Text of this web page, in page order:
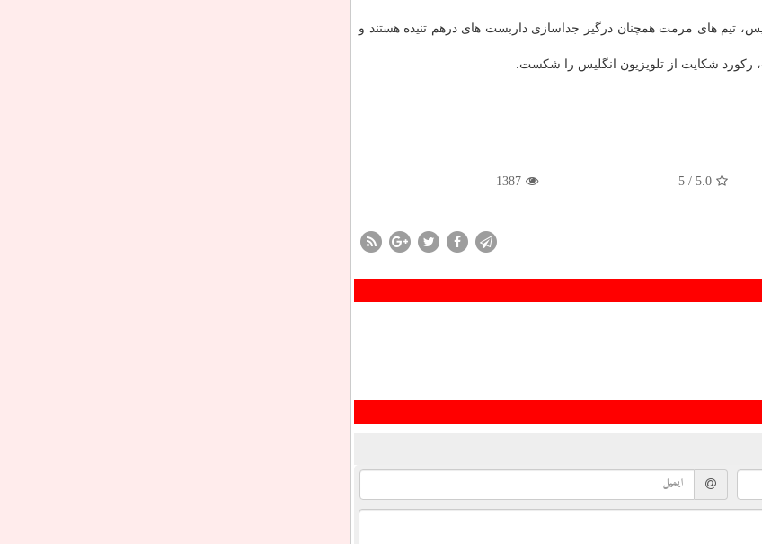
تیم های مرمت همچنان درگیر جداسازی داربست های درهم تنیده هستند و
شکایت از تلویزیون انگلیس را شکست.
5.0
/ 5
1387